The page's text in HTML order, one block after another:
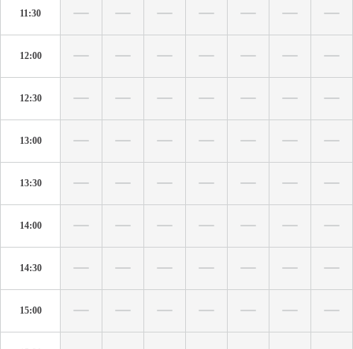
11:30
12:00
12:30
13:00
13:30
14:00
14:30
15:00